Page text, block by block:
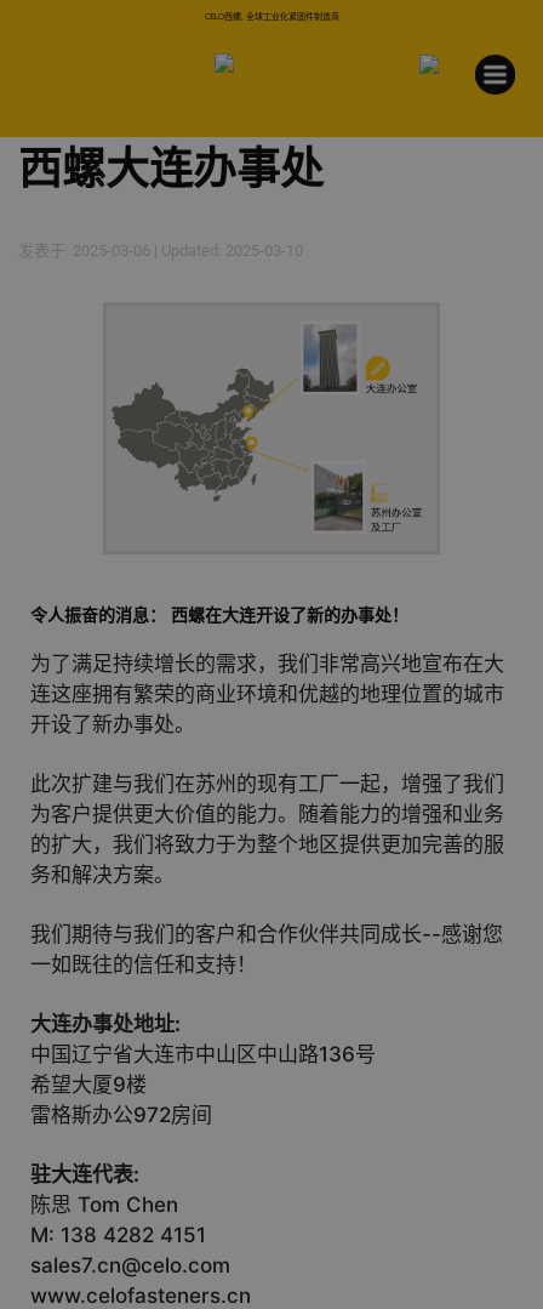
CELO西螺, 全球工业化紧固件制造商
西螺大连办事处
发表于: 2025-03-06 | Updated: 2025-03-10
令人振奋的消息： 西螺在大连开设了新的办事处！
为了满足持续增长的需求，我们非常高兴地宣布在大
连这座拥有繁荣的商业环境和优越的地理位置的城市
开设了新办事处。
此次扩建与我们在苏州的现有工厂一起，增强了我们
为客户提供更大价值的能力。随着能力的增强和业务
的扩大，我们将致力于为整个地区提供更加完善的服
务和解决方案。
我们期待与我们的客户和合作伙伴共同成长--感谢您
一如既往的信任和支持！
大连办事处地址:
中国辽宁省大连市中山区中山路136号
希望大厦9楼
雷格斯办公972房间
驻大连代表:
陈思 Tom Chen
M: 138 4282 4151
sales7.cn@celo.com
www.celofasteners.cn